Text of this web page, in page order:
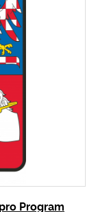
Program